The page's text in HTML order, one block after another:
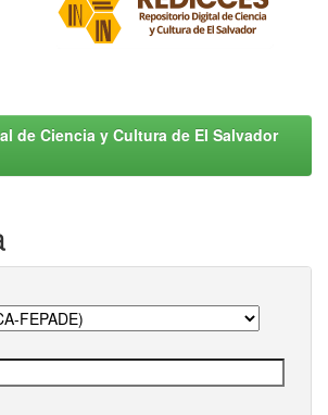
de Ciencia y Cultura de El Salvador